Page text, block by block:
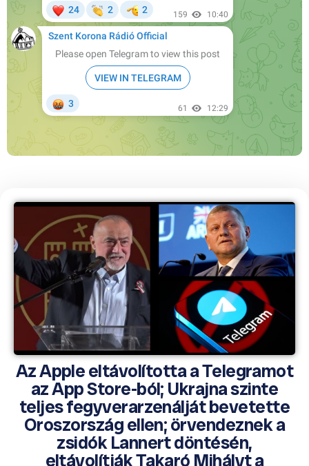
Az Apple eltávolította a Telegramot
az App Store-ból; Ukrajna szinte
teljes fegyverarzenálját bevetette
Oroszország ellen; örvendeznek a
zsidók Lannert döntésén,
eltávolítják Takaró Mihályt a